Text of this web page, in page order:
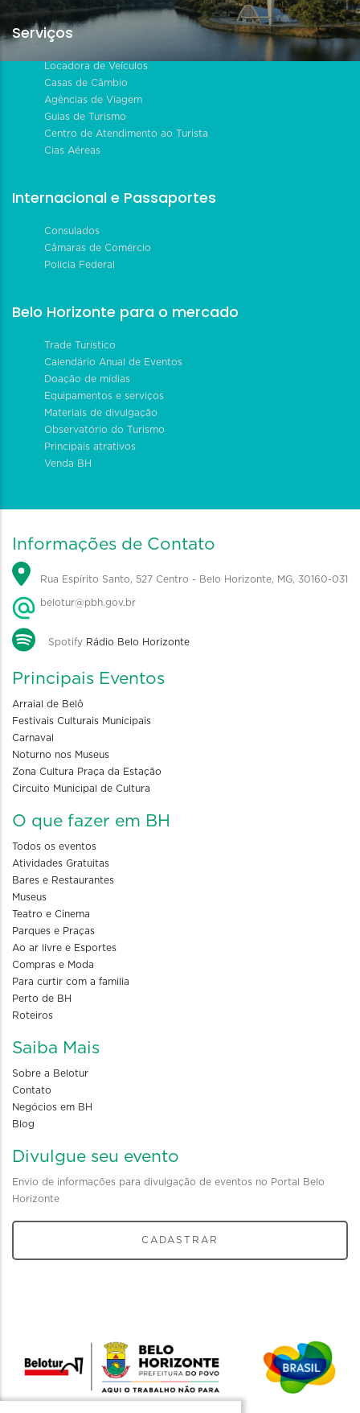
Serviços
Locadora de Veículos
Casas de Câmbio
Agências de Viagem
Guias de Turismo
Centro de Atendimento ao Turista
Cias Aéreas
Internacional e Passaportes
Consulados
Câmaras de Comércio
Polícia Federal
Belo Horizonte para o mercado
Trade Turístico
Calendário Anual de Eventos
Doação de mídias
Equipamentos e serviços
Materiais de divulgação
Observatório do Turismo
Principais atrativos
Venda BH
Informações de Contato
Rua Espírito Santo, 527 Centro - Belo Horizonte, MG, 30160-031
belotur@pbh.gov.br
Spotify Rádio Belo Horizonte
Principais Eventos
Arraial de Belô
Festivais Culturais Municipais
Carnaval
Noturno nos Museus
Zona Cultura Praça da Estação
Circuito Municipal de Cultura
O que fazer em BH
Todos os eventos
Atividades Gratuitas
Bares e Restaurantes
Museus
Teatro e Cinema
Parques e Praças
Ao ar livre e Esportes
Compras e Moda
Para curtir com a familia
Perto de BH
Roteiros
Saiba Mais
Sobre a Belotur
Contato
Negócios em BH
Blog
Divulgue seu evento
Envio de informações para divulgação de eventos no Portal Belo
Horizonte
CADASTRAR